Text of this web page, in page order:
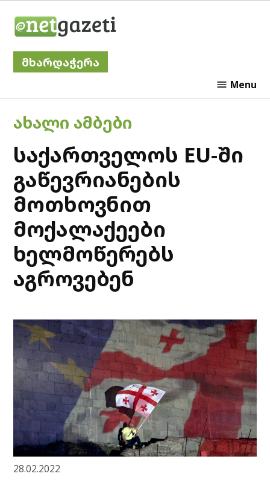
მხარდაჭერა
Menu
POSTED
IN
ᲐᲮᲐᲚᲘ ᲐᲛᲑᲔᲑᲘ
საქართველოს EU-ში
გაწევრიანების
მოთხოვნით
მოქალაქეები
ხელმოწერებს
აგროვებენ
28.02.2022